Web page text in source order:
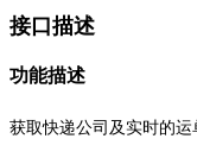
接口描述
功能描述
获取快递公司及实时的运